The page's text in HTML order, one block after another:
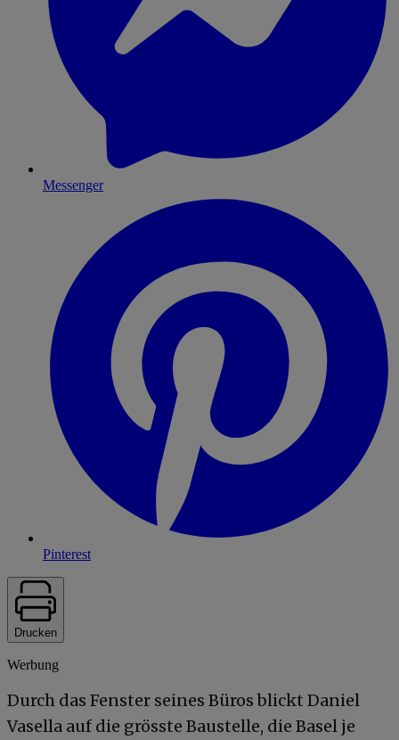
Messenger
Pinterest
Drucken
Werbung
Durch das Fenster seines Büros blickt Daniel
Vasella auf die grösste Baustelle, die Basel je